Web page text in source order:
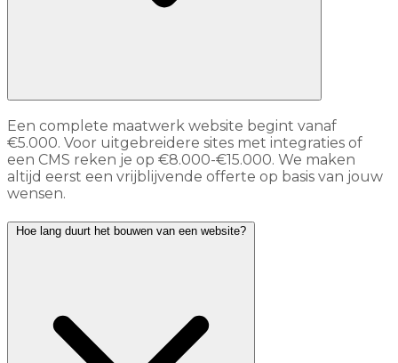
Een complete maatwerk website begint vanaf
€5.000. Voor uitgebreidere sites met integraties of
een CMS reken je op €8.000-€15.000. We maken
altijd eerst een vrijblijvende offerte op basis van jouw
wensen.
Hoe lang duurt het bouwen van een website?